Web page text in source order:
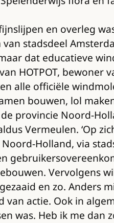
en overleg
stadsdeel
dat educatieve
HOTPOT, bewoner
alle officiële
bouwen, lol
provincie Noord-
Vermeulen. ‘Op
Holland, via
Vervolgens
en zo. Anders
van actie. Ook in
was. Heb ik me dan